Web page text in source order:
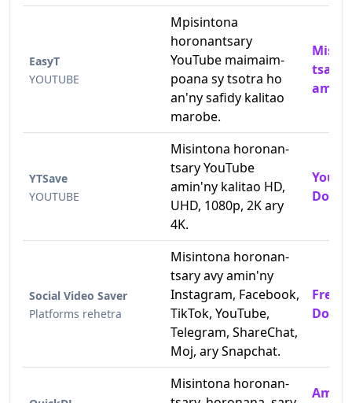
EasyT
YOUTUBE
Mpisintona
horonantsary
YouTube maimaim-
poana sy tsotra ho
an'ny safidy kalitao
marobe.
tsary
YTSave
YOUTUBE
Misintona horonan-
tsary YouTube
amin'ny kalitao HD,
UHD, 1080p, 2K ary
4K.
Social Video Saver
Platforms rehetra
Misintona horonan-
tsary avy amin'ny
Instagram, Facebook,
TikTok, YouTube,
Telegram, ShareChat,
Moj, ary Snapchat.
Free
Misintona horonan-